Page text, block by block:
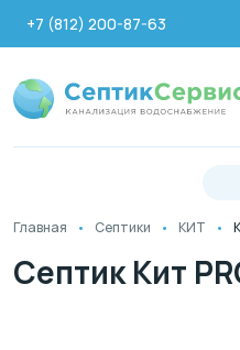
+7 (812) 200-87-63
Главная Септики КИТ
Септик Кит